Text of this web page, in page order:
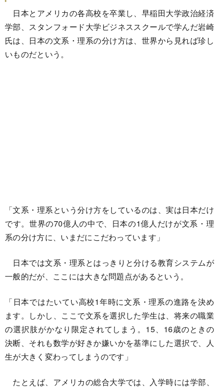
日本とアメリカの各高校を卒業し、早稲田大学政治経済
学部、スタンフォード大学ビジネススクールで学んだ岩崎
氏は、日本の文系・理系の分け方は、世界から見れば珍し
いものだという。
「文系・理系という分け方をしているのは、実は日本だけ
です。世界の70億人の中で、日本の1億人だけが文系・理
系の分け方に、いまだにこだわっています」
日本では文系・理系とはっきりと分ける教育システムが
一般的だが、ここには大きな問題点があるという。
「日本ではたいてい高校1年時に文系・理系の進路を決め
ます。しかし、ここで文系を選択した学生は、将来の職業
の選択肢がかなり限定されてしまう。15、16歳のときの
決断、それも数学が好きか嫌いかを基準にした選択で、人
生が大きく変わってしまうのです」
たとえば、アメリカの総合大学では、入学時には学部、